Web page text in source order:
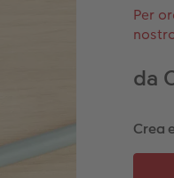
Per
da
Crea